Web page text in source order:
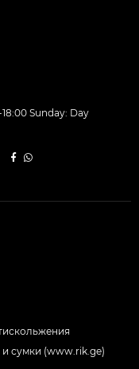
сумки (www.rik.ge)